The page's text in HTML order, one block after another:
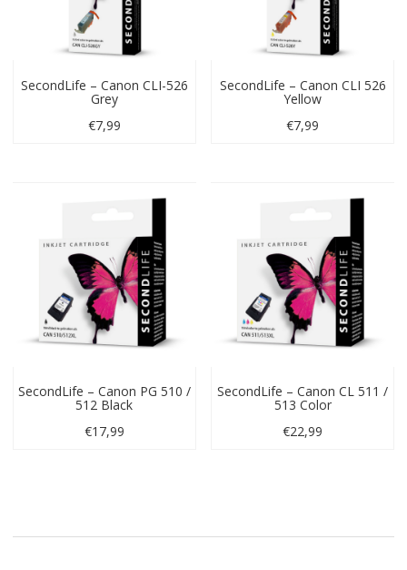
SecondLife – Canon CLI-526
Grey
€7,99
SecondLife – Canon CLI 526
Yellow
€7,99
SecondLife – Canon PG 510 /
512 Black
€17,99
SecondLife – Canon CL 511 /
513 Color
€22,99